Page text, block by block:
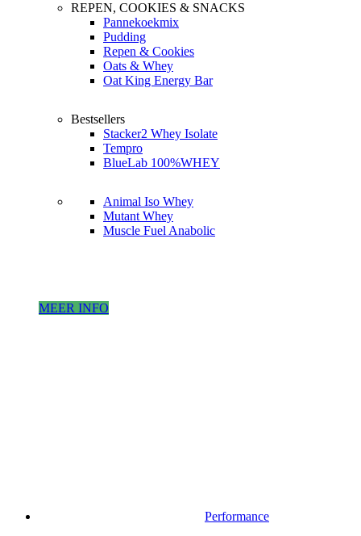
REPEN, COOKIES & SNACKS
Pannekoekmix
Pudding
Repen & Cookies
Oats & Whey
Oat King Energy Bar
Bestsellers
Stacker2 Whey Isolate
Tempro
BlueLab 100%WHEY
Animal Iso Whey
Mutant Whey
Muscle Fuel Anabolic
MEER INFO
Performance